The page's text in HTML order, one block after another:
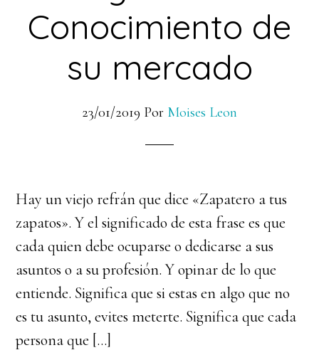
Conocimiento de
su mercado
23/01/2019 Por Moises Leon
Hay un viejo refrán que dice «Zapatero a tus
zapatos». Y el significado de esta frase es que
cada quien debe ocuparse o dedicarse a sus
asuntos o a su profesión. Y opinar de lo que
entiende. Significa que si estas en algo que no
es tu asunto, evites meterte. Significa que cada
persona que […]